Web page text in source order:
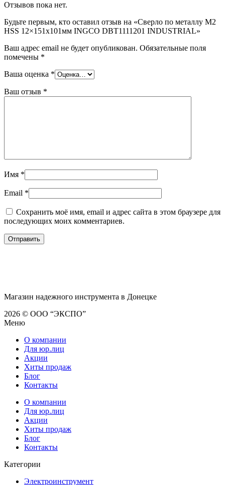
Отзывов пока нет.
Будьте первым, кто оставил отзыв на «Сверло по металлу М2
HSS 12×151х101мм INGCO DBT1111201 INDUSTRIAL»
Ваш адрес email не будет опубликован. Обязательные поля
помечены *
Ваша оценка *
Ваш отзыв *
Имя *
Email *
Сохранить моё имя, email и адрес сайта в этом браузере для
последующих моих комментариев.
Магазин надежного инструмента в Донецке
2026 © ООО “ЭКСПО”
Меню
О компании
Для юр.лиц
Акции
Хиты продаж
Блог
Контакты
О компании
Для юр.лиц
Акции
Хиты продаж
Блог
Контакты
Категории
Электроинструмент